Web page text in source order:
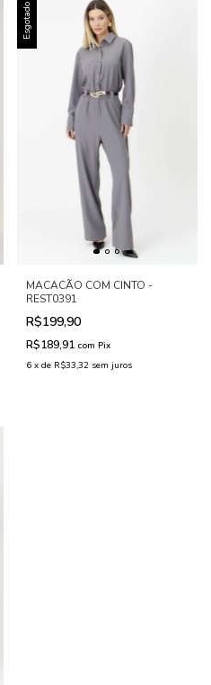
Esgotado
MACACÃO COM CINTO -
REST0391
R$199,90
R$189,91 com Pix
6 x de R$33,32 sem juros